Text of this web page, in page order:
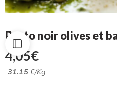
Pesto noir olives et
4,05€
31.15 €/Kg